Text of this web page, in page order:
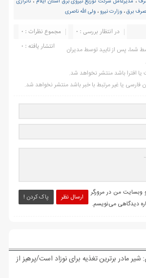
برق،وزارت نیرو،ولی الله ناصری
مجموع نظرات : 0
در انتظار بررسی : 0
انتشار یافته : ۰
شما، پس از تایید توسط مدیران
افترا باشد منتشر نخواهد شد.
فارسی یا غیر مرتبط با خبر باشد منتشر نخواهد شد.
ارسال نظر پاک کردن !
وبسایت من در مرورگر
دیدگاهی می‌نویسم.
مادر برترین تغذیه برای نوزاد است/پرهیز از